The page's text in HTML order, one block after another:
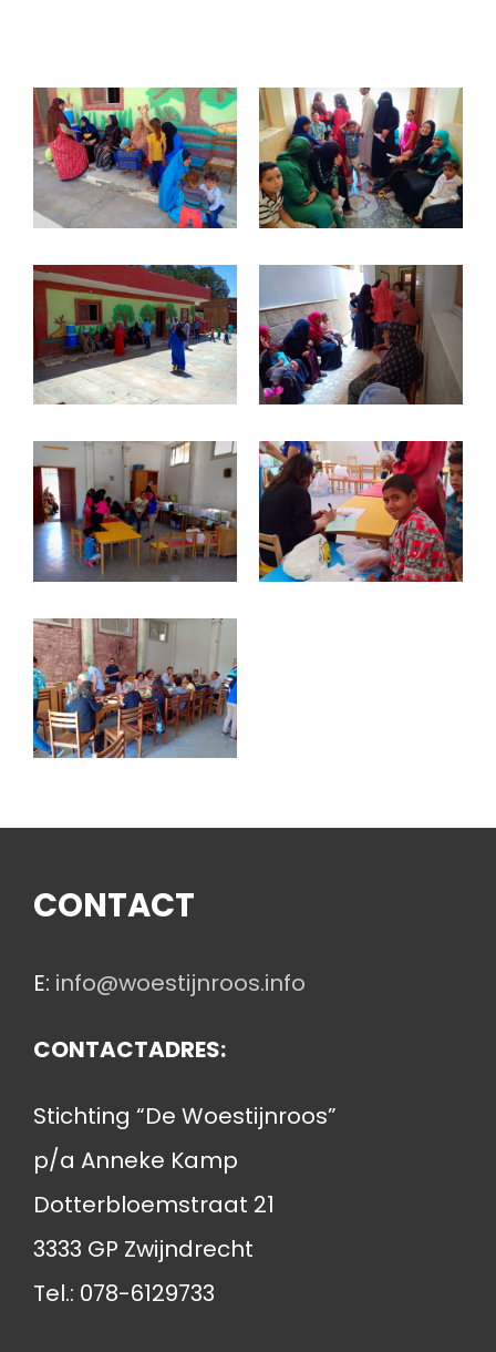
CONTACT
E: info@woestijnroos.info
CONTACTADRES:
Stichting “De Woestijnroos”
p/a Anneke Kamp
Dotterbloemstraat 21
3333 GP Zwijndrecht
Tel.: 078-6129733